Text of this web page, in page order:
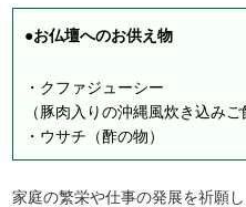
●お仏壇へのお供え物
・クファジューシー
（豚肉入りの沖縄風炊き込みご
・ウサチ（酢の物）
家庭の繁栄や仕事の発展を祈願し